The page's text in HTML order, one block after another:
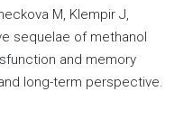
M, Klempir J,
sequelae of methanol
and memory
long-term perspective.